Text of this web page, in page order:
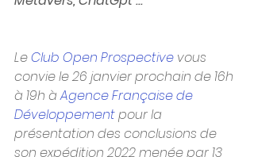
Le Club Open Prospective vous
convie le 26 janvier prochain de 16h
à 19h à Agence Française de
Développement pour la
présentation des conclusions de
son expédition 2022 menée par 13